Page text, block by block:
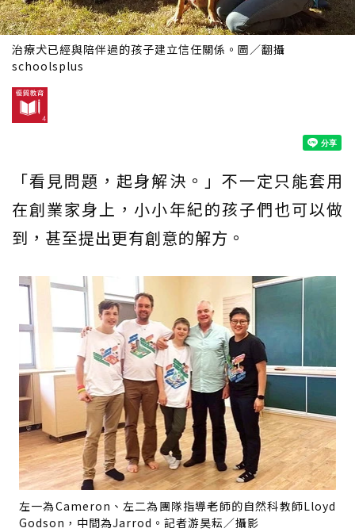
治療犬已經與陪伴過的孩子建立信任關係。圖／翻攝
schoolsplus
「看見問題，起身解決。」不一定只能套用
在創業家身上，小小年紀的孩子們也可以做
到，甚至提出更有創意的解方。
左一為Cameron、左二為團隊指導老師的自然科教師Lloyd
Godson，中間為Jarrod。記者游昊耘／攝影